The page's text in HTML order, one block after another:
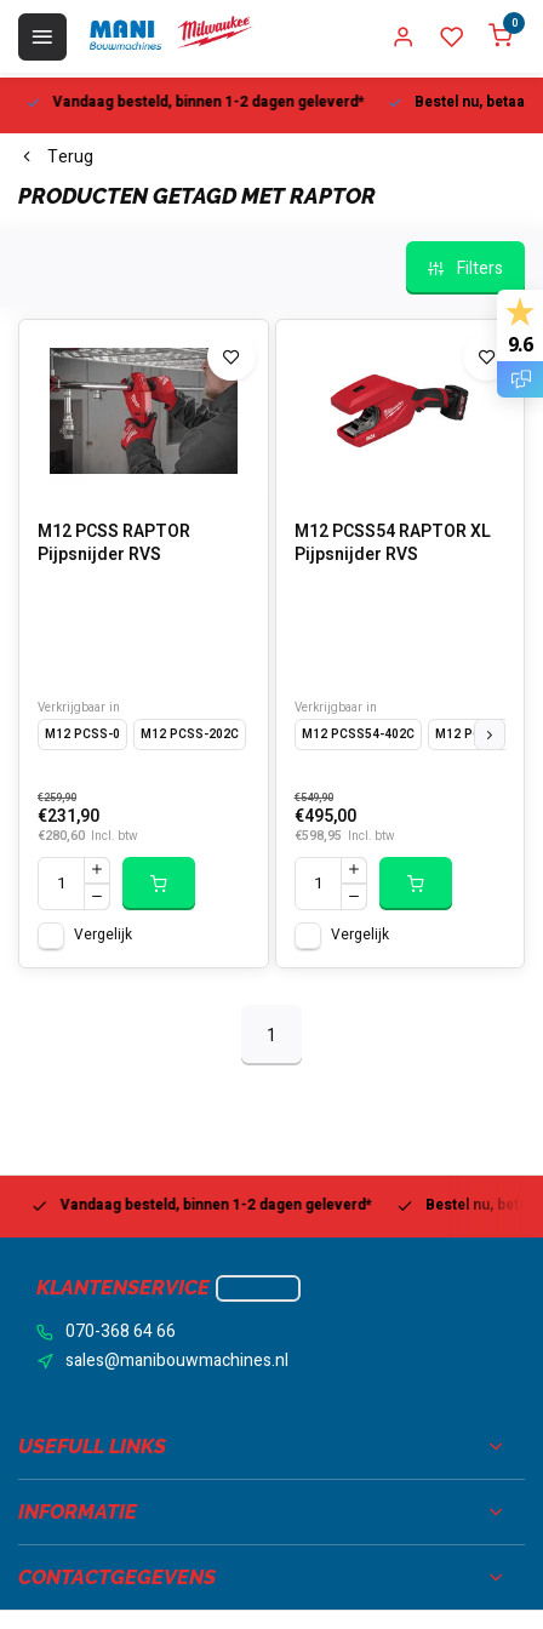
0
Vandaag besteld, binnen 1-2 dagen geleverd* Bestel nu, betaal
Terug
PRODUCTEN GETAGD MET RAPTOR
Filters
M12 PCSS RAPTOR
Pijpsnijder RVS
Verkrijgbaar in
M12 PCSS-0
M12 PCSS-202C
€259,90
€231,90
€280,60 Incl. btw
Vergelijk
M12 PCSS54 RAPTOR XL
Pijpsnijder RVS
Verkrijgbaar in
M12 PCSS54-402C
M12 PCSS54-0
€549,90
€495,00
€598,95 Incl. btw
Vergelijk
1
Vandaag besteld, binnen 1-2 dagen geleverd* Bestel nu, betaal
KLANTENSERVICE
070-368 64 66
sales@manibouwmachines.nl
USEFULL LINKS
INFORMATIE
CONTACTGEGEVENS
9.6